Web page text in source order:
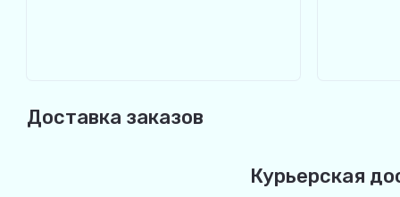
Доставка заказов
Курьерская